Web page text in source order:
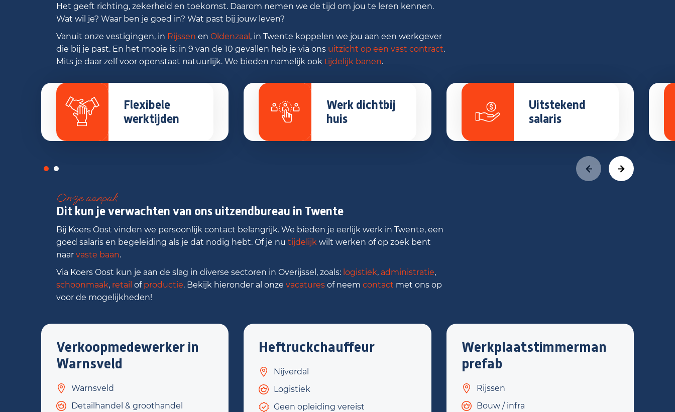
Het geeft richting, zekerheid en toekomst. Daarom nemen we de tijd om jou te leren kennen.
Wat wil je? Waar ben je goed in? Wat past bij jouw leven?
Vanuit onze vestigingen, in Rijssen en Oldenzaal , in Twente koppelen we jou aan een werkgever
die bij je past. En het mooie is: in 9 van de 10 gevallen heb je via ons uitzicht op een vast contract.
Mits je daar zelf voor openstaat natuurlijk. We bieden namelijk ook tijdelijk banen.
Flexibele
werktijden
Werk dichtbij
huis
Uitstekend
salaris
Onze aanpak
Dit kun je verwachten van ons uitzendbureau in Twente
Bij Koers Oost vinden we persoonlijk contact belangrijk. We bieden je eerlijk werk in Twente, een
goed salaris en begeleiding als je dat nodig hebt. Of je nu tijdelijk wilt werken of op zoek bent
naar vaste baan.
Via Koers Oost kun je aan de slag in diverse sectoren in Overijssel, zoals: logistiek, administratie,
schoonmaak, retail of productie. Bekijk hieronder al onze vacatures of neem contact met ons op
voor de mogelijkheden!
Verkoopmedewerker in
Warnsveld
Warnsveld
Detailhandel & groothandel
Heftruckchauffeur
Nijverdal
Logistiek
Geen opleiding vereist
Werkplaatstimmerman
prefab
Rijssen
Bouw / infra